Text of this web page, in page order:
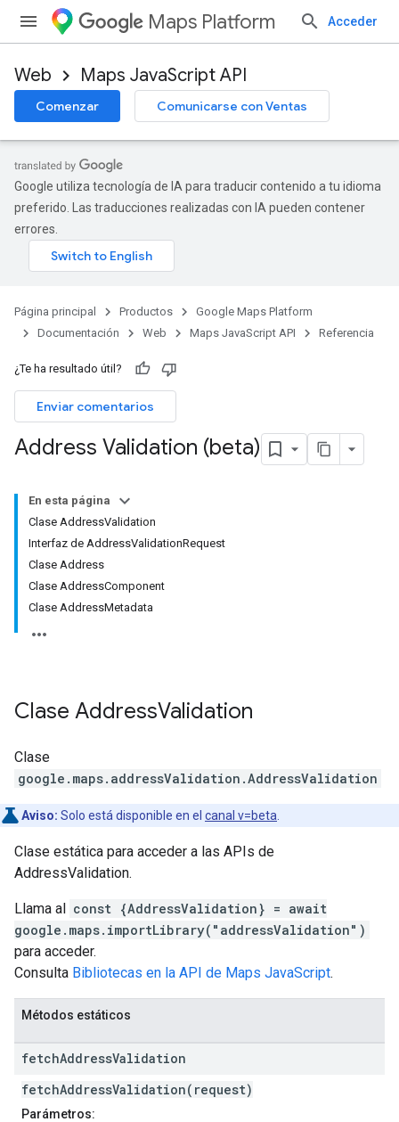
Maps Platform Acceder
Web Maps JavaScript API
Comenzar Comunicarse con Ventas
Google utiliza tecnología de IA para traducir contenido a tu idioma
preferido. Las traducciones realizadas con IA pueden contener
errores.
Página principal Productos
Google Maps Platform
Documentación
Web Maps JavaScript API Referencia
¿Te ha resultado útil?
Enviar comentarios
Address Validation (beta)
En esta página
Clase AddressValidation
Interfaz de AddressValidationRequest
Clase Address
Clase AddressComponent
Clase AddressMetadata
Clase AddressValidation
Clase
google.maps.addressValidation .AddressValidation
Aviso: Solo está disponible en el canal v=beta
Clase estática para acceder a las APIs de
AddressValidation.
Llama al const {AddressValidation} = await
google.maps.importLibrary("addressValidation")
para acceder.
Consulta Bibliotecas en la API de Maps JavaScript.
Métodos estáticos
fetchAddressValidation
fetchAddressValidation(request)
Parámetros: